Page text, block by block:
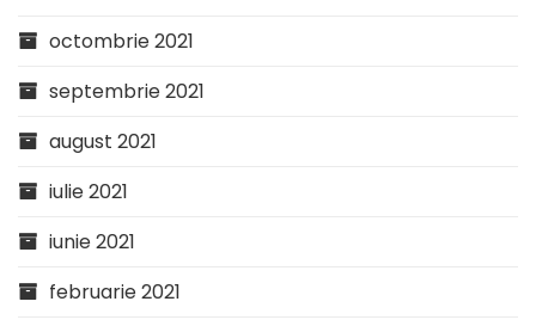
octombrie 2021
septembrie 2021
august 2021
iulie 2021
iunie 2021
februarie 2021